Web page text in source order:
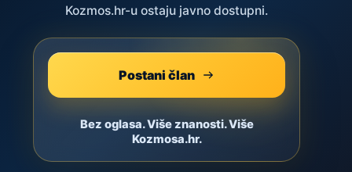
Kozmos.hr-u ostaju javno dostupni.
Postani član
Bez oglasa. Više znanosti. Više
Kozmosa.hr.